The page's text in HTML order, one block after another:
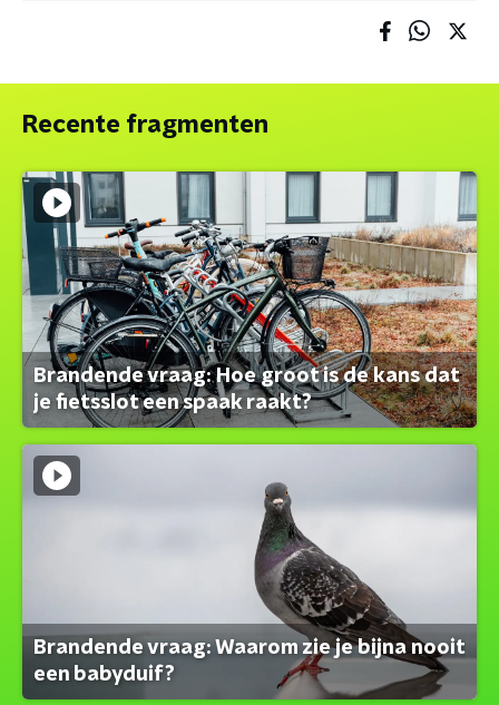
Recente fragmenten
Brandende vraag: Hoe groot is de kans dat
je fietsslot een spaak raakt?
Brandende vraag: Waarom zie je bijna nooit
een babyduif?